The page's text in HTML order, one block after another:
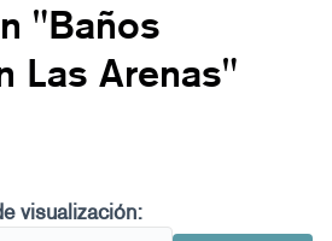
"Baños
Las Arenas"
visualización: